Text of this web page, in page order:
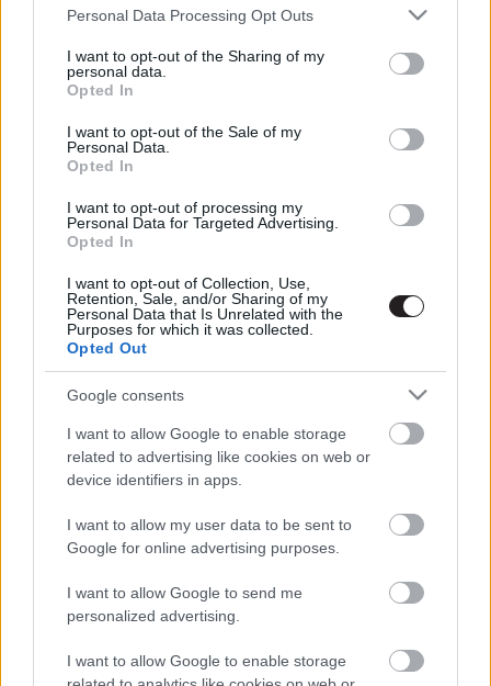
Please note that this website/app uses one or more Google
not limited to your visit or usage behaviour. You may click to
grant or deny consent to Google and its third-party tags to
use your data for below specified purposes in below Google
consent section.
Personal Data Processing Opt Outs
I want to opt-out of the Sharing of my
personal data.
Opted In
I want to opt-out of the Sale of my
Personal Data.
Opted In
I want to opt-out of processing my
Personal Data for Targeted Advertising.
Opted In
I want to opt-out of Collection, Use,
Retention, Sale, and/or Sharing of my
Personal Data that Is Unrelated with the
Purposes for which it was collected.
Opted Out
Google consents
I want to allow Google to enable storage
related to advertising like cookies on web or
device identifiers in apps.
I want to allow my user data to be sent to
Google for online advertising purposes.
I want to allow Google to send me
personalized advertising.
I want to allow Google to enable storage
Megint rengeteg horrorfilmet néztünk - PuliCast